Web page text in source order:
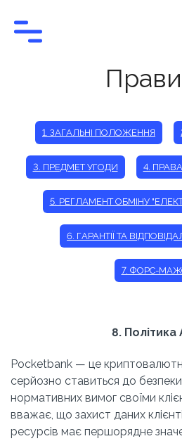
1. ЗАГАЛЬНІ ПОЛОЖЕННЯ
3. ПРЕДМЕТ УГОДИ 4.
5. РЕГЛАМЕНТ ОБМІНУ
6. ГАРАНТІЇ ТА
7. ФОРС-
8. Політика
Pocketbank — це
серйозно ставиться до
нормативних вимог своїми
вважає, що захист даних
ресурсів має першорядне